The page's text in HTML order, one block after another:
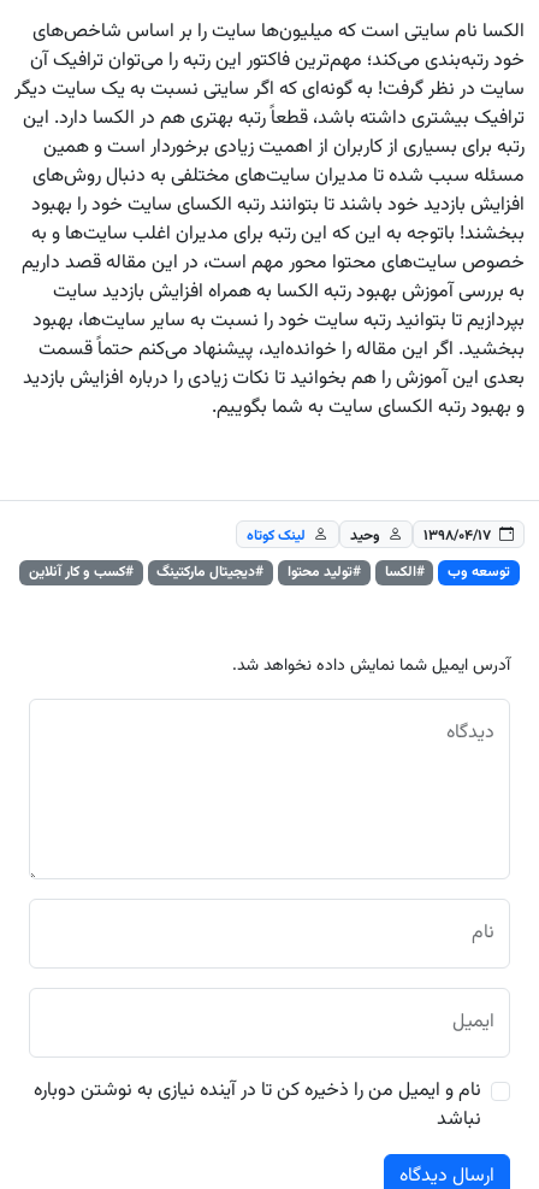
الکسا نام سایتی است که میلیون‌ها سایت را بر اساس شاخص‌های
خود رتبه‌بندی می‌کند؛ مهم‌ترین فاکتور این رتبه را می‌توان ترافیک آن
سایت در نظر گرفت! به گونه‌ای که اگر سایتی نسبت به یک سایت دیگر
ترافیک بیشتری داشته باشد، قطعاً رتبه بهتری هم در الکسا دارد. این
رتبه برای بسیاری از کاربران از اهمیت زیادی برخوردار است و همین
مسئله سبب شده تا مدیران سایت‌های مختلفی به دنبال روش‌های
افزایش بازدید خود باشند تا بتوانند رتبه الکسای سایت خود را بهبود
ببخشند! باتوجه به این که این رتبه برای مدیران اغلب سایت‌ها و به
خصوص سایت‌های محتوا محور مهم است، در این مقاله قصد داریم
به بررسی آموزش بهبود رتبه الکسا به همراه افزایش بازدید سایت
بپردازیم تا بتوانید رتبه سایت خود را نسبت به سایر سایت‌ها، بهبود
ببخشید. اگر این مقاله را خوانده‌اید، پیشنهاد می‌کنم حتماً قسمت
بعدی این آموزش را هم بخوانید تا نکات زیادی را درباره افزایش بازدید
و بهبود رتبه الکسای سایت به شما بگوییم.
۱۳۹۸/۰۴/۱۷ وحید
لینک کوتاه
توسعه وب
#الکسا #تولید محتوا #دیجیتال مارکتینگ #کسب و کار آنلاین
آدرس ایمیل شما نمایش داده نخواهد شد.
دیدگاه
نام
ایمیل
نام و ایمیل من را ذخیره کن تا در آینده نیازی به نوشتن دوباره
نباشد